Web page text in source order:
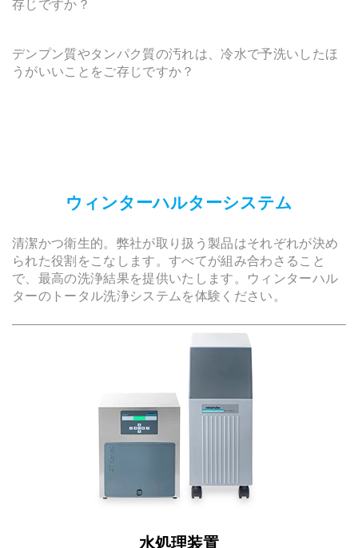
存じですか？
デンプン質やタンパク質の汚れは、冷水で予洗いしたほ
うがいいことをご存じですか？
ウィンターハルターシステム
清潔かつ衛生的。弊社が取り扱う製品はそれぞれが決め
られた役割をこなします。すべてが組み合わさること
で、最高の洗浄結果を提供いたします。ウィンターハル
ターのトータル洗浄システムを体験ください。
水処理装置